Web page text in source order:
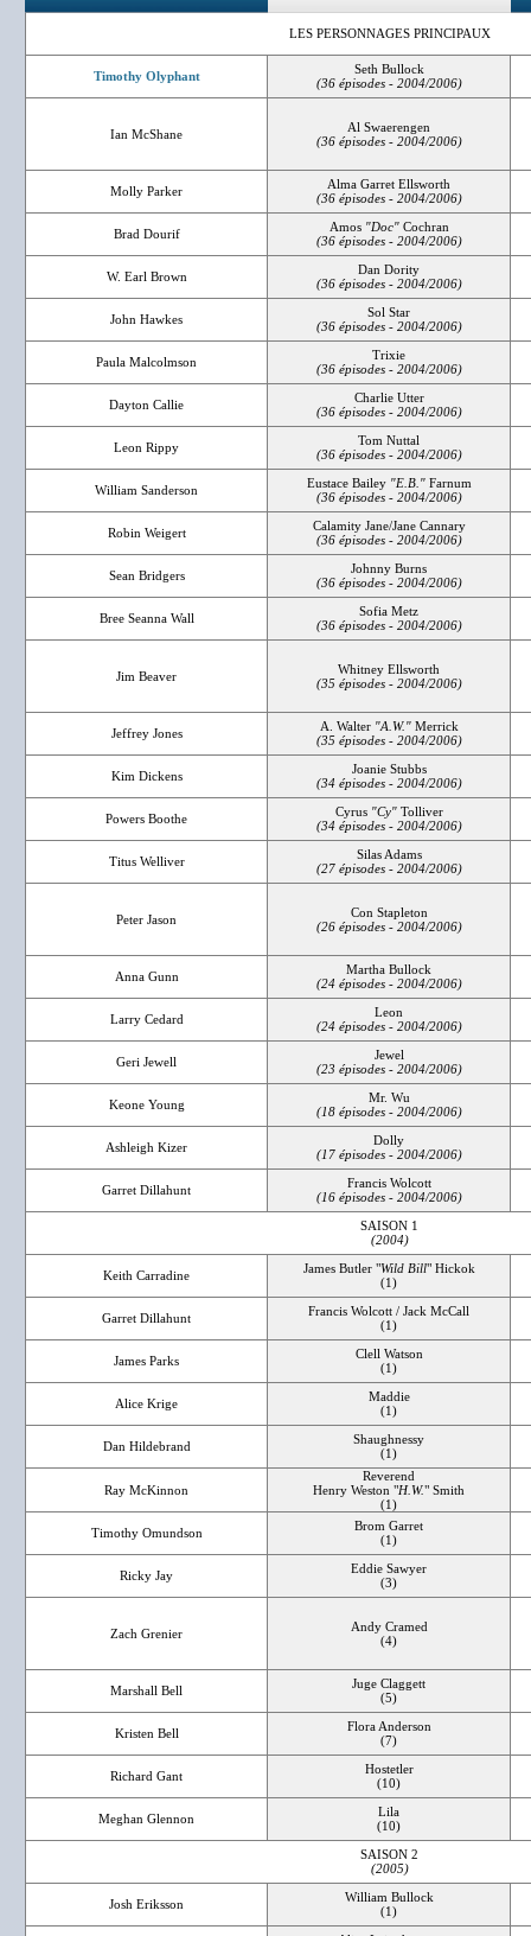
LES PERSONNAGES PRINCIPAUX
Timothy Olyphant
Seth Bullock
(36 épisodes - 2004/2006)
Ian McShane
Al Swaerengen
(36 épisodes - 2004/2006)
Molly Parker
Alma Garret Ellsworth
(36 épisodes - 2004/2006)
Brad Dourif Amos "Doc" Cochran
(36 épisodes - 2004/2006)
W. Earl Brown
Dan Dority
(36 épisodes - 2004/2006)
John Hawkes
Sol Star
(36 épisodes - 2004/2006)
Paula Malcolmson
Trixie
(36 épisodes - 2004/2006)
Dayton Callie
Charlie Utter
(36 épisodes - 2004/2006)
Leon Rippy
Tom Nuttal
(36 épisodes - 2004/2006)
William Sanderson Eustace Bailey "E.B."Farnum
(36 épisodes - 2004/2006)
Robin Weigert
Calamity Jane/Jane Cannary
(36 épisodes - 2004/2006)
Sean Bridgers
Johnny Burns
(36 épisodes - 2004/2006)
Bree Seanna Wall
Sofia Metz
(36 épisodes - 2004/2006)
Jim Beaver
Whitney Ellsworth
(35 épisodes - 2004/2006)
Jeffrey Jones A. Walter "A.W."Merrick
(35 épisodes - 2004/2006)
Kim Dickens
Joanie Stubbs
(34 épisodes - 2004/2006)
Powers Boothe Cyrus "Cy"Tolliver
(34 épisodes - 2004/2006)
Titus Welliver
Silas Adams
(27 épisodes - 2004/2006)
Peter Jason
Con Stapleton
(26 épisodes - 2004/2006)
Anna Gunn
Martha Bullock
(24 épisodes - 2004/2006)
Larry Cedard
Leon
(24 épisodes - 2004/2006)
Geri Jewell
Jewel
(23 épisodes - 2004/2006)
Keone Young
Mr. Wu
(18 épisodes - 2004/2006)
Ashleigh Kizer
Dolly
(17 épisodes - 2004/2006)
Garret Dillahunt
Francis Wolcott
(16 épisodes - 2004/2006)
SAISON 1
(2004)
Keith Carradine James Butler "Wild Bill" Hickok
(1)
Garret Dillahunt
Francis Wolcott / Jack McCall
(1)
James Parks
Clell Watson
(1)
Alice Krige
Maddie
(1)
Dan Hildebrand
Shaughnessy
(1)
Ray McKinnon
Reverend
Henry Weston "H.W." Smith
(1)
Timothy Omundson
Brom Garret
(1)
Ricky Jay
Eddie Sawyer
(3)
Zach Grenier
Andy Cramed
(4)
Marshall Bell
Juge Claggett
(5)
Kristen Bell
Flora Anderson
(7)
Richard Gant
Hostetler
(10)
Meghan Glennon
Lila
(10)
SAISON 2
(2005)
Josh Eriksson
William Bullock
(1)